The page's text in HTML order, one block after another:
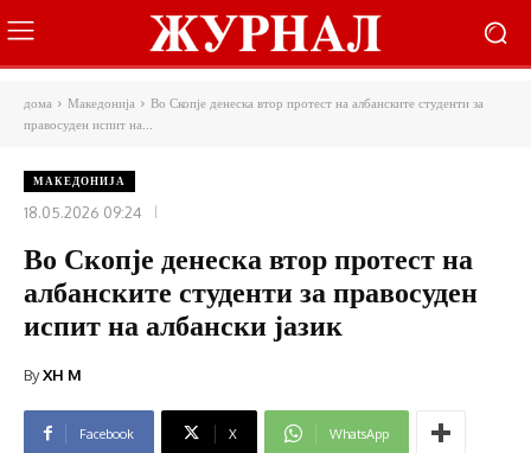
дома Македонија
Во Скопје денеска втор протест на албанските студенти за
правосуден испит на...
МАКЕДОНИЈА
18.05.2026 09:24
Во Скопје денеска втор протест на
албанските студенти за правосуден
испит на албански јазик
ByXH M
Facebook X WhatsApp